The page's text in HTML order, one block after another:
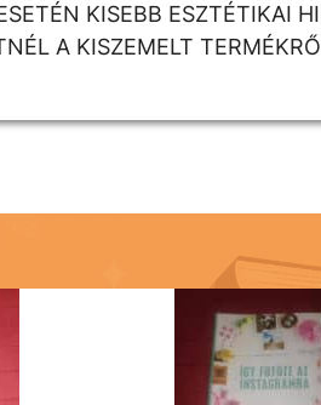
KISEBB ESZTÉTIKAI
A KISZEMELT